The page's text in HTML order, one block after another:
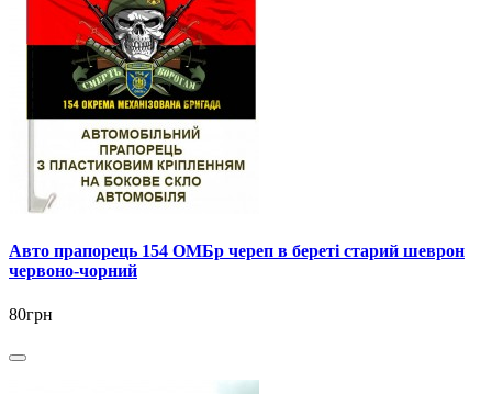
Авто прапорець 154 ОМБр череп в береті старий шеврон
червоно-чорний
80грн